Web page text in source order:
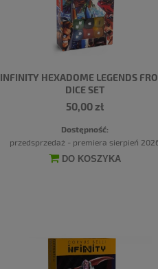
INFINITY HEXADOME LEGENDS
DICE SET
50,00 zł
Dostępność:
przedsprzedaż - premiera sierpień
DO KOSZYKA